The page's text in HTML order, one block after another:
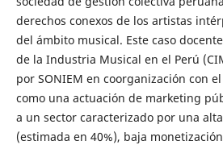
derechos conexos de los artistas
del ámbito musical. Este caso
de la Industria Musical en el Perú
por SONIEM en coorganización con
como una actuación de marketing
a un sector caracterizado por una
(estimada en 40%), baja